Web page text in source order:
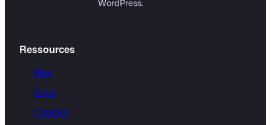
WordPress.
Ressources
Blog
Docs
Contact